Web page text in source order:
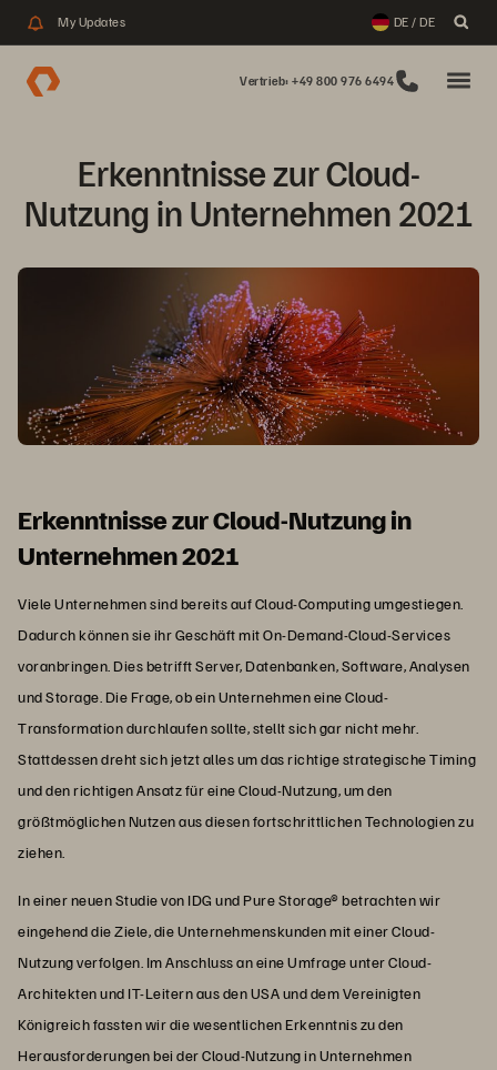
My Updates DE / DE
Vertrieb: +49 800 976 6494
Erkenntnisse zur Cloud-
Nutzung in Unternehmen 2021
Erkenntnisse zur Cloud-Nutzung in
Unternehmen 2021
Viele Unternehmen sind bereits auf Cloud-Computing umgestiegen.
Dadurch können sie ihr Geschäft mit On-Demand-Cloud-Services
voranbringen. Dies betrifft Server, Datenbanken, Software, Analysen
und Storage. Die Frage, ob ein Unternehmen eine Cloud-
Transformation durchlaufen sollte, stellt sich gar nicht mehr.
Stattdessen dreht sich jetzt alles um das richtige strategische Timing
und den richtigen Ansatz für eine Cloud-Nutzung, um den
größtmöglichen Nutzen aus diesen fortschrittlichen Technologien zu
ziehen.
In einer neuen Studie von IDG und Pure Storage® betrachten wir
eingehend die Ziele, die Unternehmenskunden mit einer Cloud-
Nutzung verfolgen. Im Anschluss an eine Umfrage unter Cloud-
Architekten und IT-Leitern aus den USA und dem Vereinigten
Königreich fassten wir die wesentlichen Erkenntnis zu den
Herausforderungen bei der Cloud-Nutzung in Unternehmen